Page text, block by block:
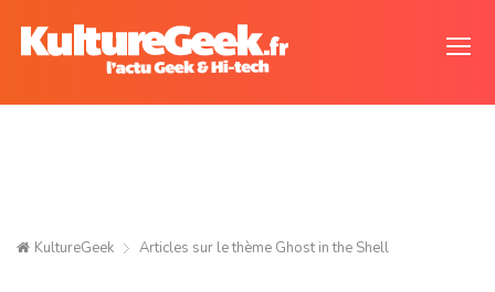
KultureGeek Articles sur le thème Ghost in the Shell